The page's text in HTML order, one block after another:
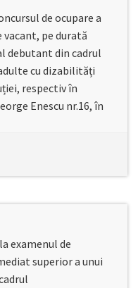
de ocupare a
pe durată
debutant din cadrul
cu dizabilități
respectiv în
Enescu nr.16, în
examenul de
superior a unui